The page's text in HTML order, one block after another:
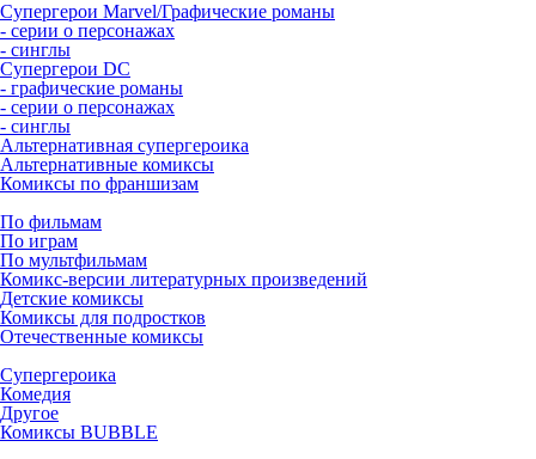
Супергерои Marvel/Графические романы
- серии о персонажах
- синглы
Супергерои DC
- графические романы
- серии о персонажах
- синглы
Альтернативная супергероика
Альтернативные комиксы
Комиксы по франшизам
По фильмам
По играм
По мультфильмам
Комикс-версии литературных произведений
Детские комиксы
Комиксы для подростков
Отечественные комиксы
Супергероика
Комедия
Другое
Комиксы BUBBLE